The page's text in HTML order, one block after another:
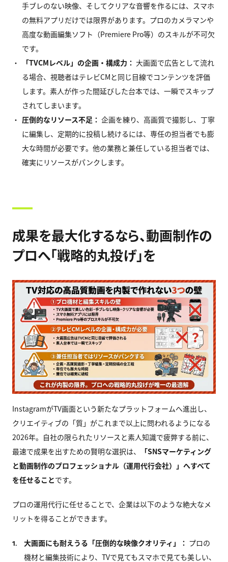
手ブレのない映像、そしてクリアな音響を作るには、スマホ
の無料アプリだけでは限界があります。プロのカメラマンや
高度な動画編集ソフト（Premiere Pro等）のスキルが不可欠
です。
「TVCMレベル」の企画・構成力： 大画面で広告として流れ
る場合、視聴者はテレビCMと同じ目線でコンテンツを評価
します。素人が作った間延びした台本では、一瞬でスキップ
されてしまいます。
圧倒的なリソース不足： 企画を練り、高画質で撮影し、丁寧
に編集し、定期的に投稿し続けるには、専任の担当者でも膨
大な時間が必要です。他の業務と兼任している担当者では、
確実にリソースがパンクします。
成果を最大化するなら、動画制作の
プロへ「戦略的丸投げ」を
InstagramがTV画面という新たなプラットフォームへ進出し、
クリエイティブの「質」がこれまで以上に問われるようになる
2026年。自社の限られたリソースと素人知識で疲弊する前に、
最速で成果を出すための賢明な選択は、
「SNSマーケティング
と動画制作のプロフェッショナル（運用代行会社）」へすべて
を任せることです。
プロの運用代行に任せることで、企業は以下のような絶大なメ
リットを得ることができます。
1. 大画面にも耐えうる「圧倒的な映像クオリティ」： プロの
機材と編集技術により、TVで見てもスマホで見ても美しい、